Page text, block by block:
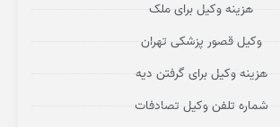
هزینه وکیل برای ملک
وکیل قصور پزشکی تهران
هزینه وکیل برای گرفتن دیه
شماره تلفن وکیل تصادفات